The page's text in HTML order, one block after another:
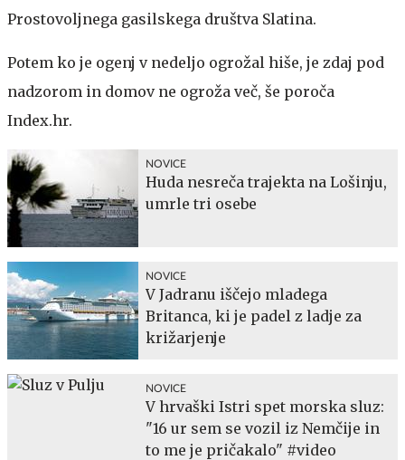
Prostovoljnega gasilskega društva Slatina.
Potem ko je ogenj v nedeljo ogrožal hiše, je zdaj pod
nadzorom in domov ne ogroža več, še poroča
Index.hr.
NOVICE
Huda nesreča trajekta na Lošinju,
umrle tri osebe
NOVICE
V Jadranu iščejo mladega
Britanca, ki je padel z ladje za
križarjenje
NOVICE
V hrvaški Istri spet morska sluz:
"16 ur sem se vozil iz Nemčije in
to me je pričakalo" #video